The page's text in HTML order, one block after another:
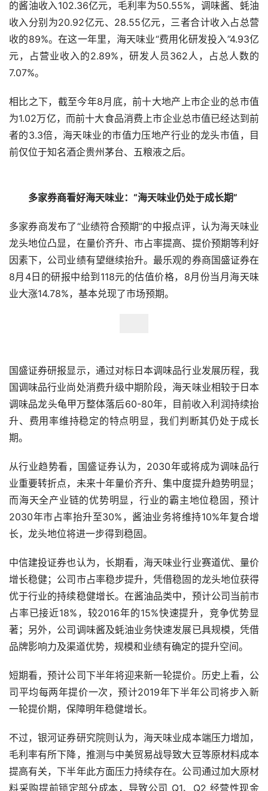
费用就迈入了10亿元门槛，增速比往年都大。之后，公司一
次次刷新纪录，2018年销售费用已达到22.36亿元，较
2014年增长了113%。这样的推广费用让同行望尘莫及：
2017年海天味业促销和广告费用8.48亿元，是第二名的15
倍；2018年接近10亿元，是第二名的23倍。
海天味业为数不多未能称雄业界的指标，是研发投入虽大，
但占营业收入比并不算第一。2018年年报显示，海天味业
的酱油收入102.36亿元，毛利率为50.55%，调味酱、蚝油
收入分别为20.92亿元、28.55亿元，三者合计收入占总营
元，占营业收入的2.89%，研发人员362人，占总人数的
7.07%。
相比之下，截至今年8月底，前十大地产上市企业的总市值
为1.02万亿，而前十大食品消费上市企业总市值已经达到前
者的3.3倍，海天味业的市值力压地产行业的龙头市值，目
前仅位于知名酒企贵州茅台、五粮液之后。
龙头地位凸显，在量价齐升、市占率提高、提价预期等利好
因素下，公司业绩有望继续抬升。最乐观的券商国盛证券在
8月4日的研报中给到118元的估值价格，8月份当月海天味
业大涨14.78%，基本兑现了市场预期。
国盛证券研报显示，通过对标日本调味品行业发展历程，我
国调味品行业尚处消费升级中期阶段，海天味业相较于日本
调味品龙头龟甲万整体落后60-80年，目前收入利润持续抬
期。
从行业趋势看，国盛证券认为，2030年或将成为调味品行
业重要转折点，未来十年量价齐升、集中度提升趋势明显；
而海天全产业链的优势明显，行业的霸主地位稳固，预计
2030年市占率抬升至30%，酱油业务将维持10%年复合增
中信建投证券也认为，长期看，海天味业行业赛道优、量价
增长稳健；公司市占率稳步提升，凭借稳固的龙头地位获得
占率已接近18%，较2016年的15%快速提升，竞争优势显
著；另外，公司调味酱及蚝油业务快速发展已具规模，凭借
品牌影响力及渠道优势，规模和业绩有确定的提升空间。